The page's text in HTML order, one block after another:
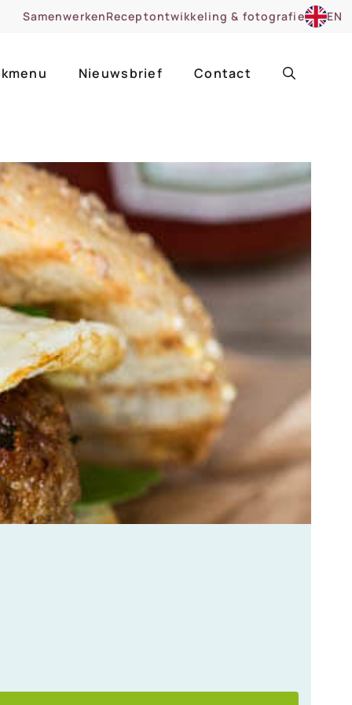
SamenwerkenReceptontwikkeling & fotografie EN
zoet
Nieuwsbrief Contact